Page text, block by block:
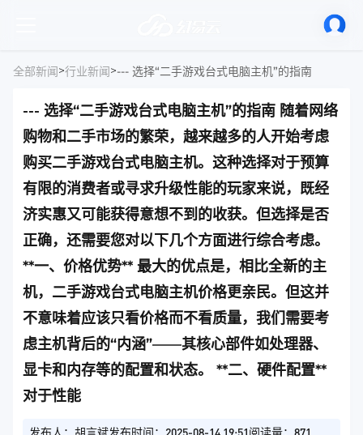
全部新闻>行业新闻>
--- 选择“二手游戏台式电脑主机”的指南 随着网络
购物和二手市场的繁荣，越来越多的人开始考虑
购买二手游戏台式电脑主机。这种选择对于预算
有限的消费者或寻求升级性能的玩家来说，既经
济实惠又可能获得意想不到的收获。但选择是否
正确，还需要您对以下几个方面进行综合考虑。
**一、价格优势** 最大的优点是，相比全新的主
机，二手游戏台式电脑主机价格更亲民。但这并
不意味着应该只看价格而不看质量，我们需要考
虑主机背后的“内涵”——其核心部件如处理器、
显卡和内存等的配置和状态。 **二、硬件配置**
对于性能
发布人：胡言斌发布时间：2025-08-14 19:51阅读量：871